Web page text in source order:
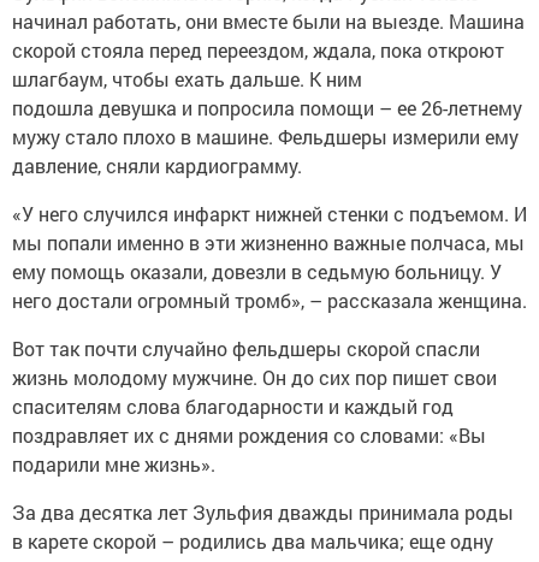
начинал работать, они вместе были на выезде. Машина
скорой стояла перед переездом, ждала, пока откроют
шлагбаум, чтобы ехать дальше. К ним
подошла девушка и попросила помощи – ее 26-летнему
мужу стало плохо в машине. Фельдшеры измерили ему
давление, сняли кардиограмму.
«У него случился инфаркт нижней стенки с подъемом. И
мы попали именно в эти жизненно важные полчаса, мы
ему помощь оказали, довезли в седьмую больницу. У
него достали огромный тромб», – рассказала женщина.
Вот так почти случайно фельдшеры скорой спасли
жизнь молодому мужчине. Он до сих пор пишет свои
спасителям слова благодарности и каждый год
поздравляет их с днями рождения со словами: «Вы
подарили мне жизнь».
За два десятка лет Зульфия дважды принимала роды
в карете скорой – родились два мальчика; еще одну